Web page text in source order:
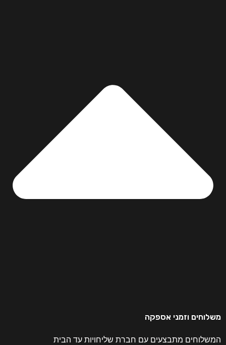
משלוחים וזמני אספקה
המשלוחים מתבצעים עם חברת שליחויות עד הבית